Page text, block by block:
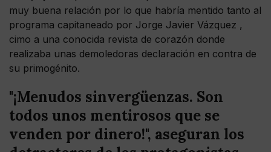
muy buena relación por lo que habría mentido tanto al
programa capitaneado por Jorge Javier Vázquez ,
cimo a una conocida revista de corazón donde
realizaba unas demoledoras declaración en contra de
su primogénito.
"¡Menudos sinvergüenzas. Son
todos unos mentirosos que se
venden por dinero!", aseguran los